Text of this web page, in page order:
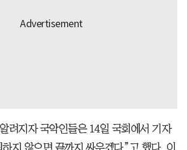
려지자 국악인들은 14일 국회에서 기자